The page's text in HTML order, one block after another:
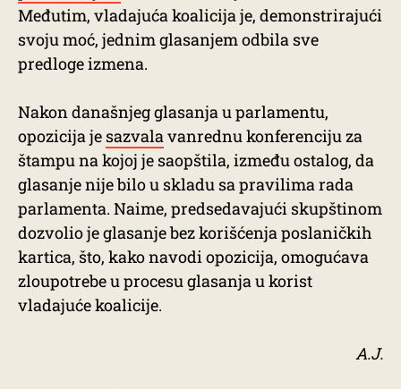
Međutim, vladajuća koalicija je, demonstrirajući
svoju moć, jednim glasanjem odbila sve
predloge izmena.
Nakon današnjeg glasanja u parlamentu,
opozicija je sazvalavanrednu konferenciju za
štampu na kojoj je saopštila, između ostalog, da
glasanje nije bilo u skladu sa pravilima rada
parlamenta. Naime, predsedavajući skupštinom
dozvolio je glasanje bez korišćenja poslaničkih
kartica, što, kako navodi opozicija, omogućava
zloupotrebe u procesu glasanja u korist
vladajuće koalicije.
A.J.